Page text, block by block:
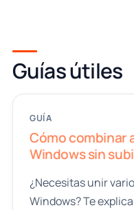
Guías útiles
GUÍA
Cómo combinar
Windows sin
¿Necesitas unir
Windows? Te